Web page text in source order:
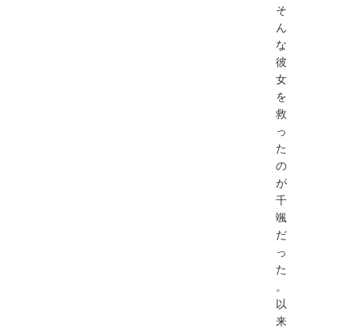
そ
ん
な
彼
女
を
救
っ
た
の
が
千
颯
だ
っ
た
。
以
来